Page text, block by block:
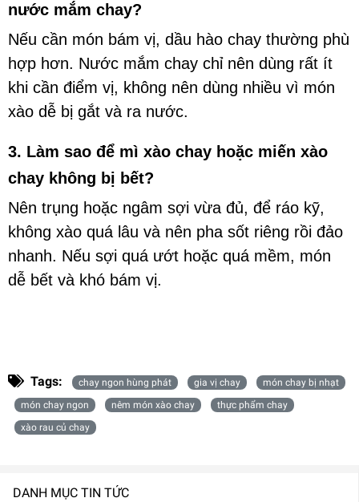
DANH MỤC TIN TỨC
nước mắm chay?
Nếu cần món bám vị, dầu hào chay thường phù
hợp hơn. Nước mắm chay chỉ nên dùng rất ít
khi cần điểm vị, không nên dùng nhiều vì món
xào dễ bị gắt và ra nước.
3. Làm sao để mì xào chay hoặc miến xào
chay không bị bết?
Nên trụng hoặc ngâm sợi vừa đủ, để ráo kỹ,
không xào quá lâu và nên pha sốt riêng rồi đảo
nhanh. Nếu sợi quá ướt hoặc quá mềm, món
dễ bết và khó bám vị.
Tags: chay ngon hùng phát gia vị chay
món chay bị nhạt
món chay ngon
nêm món xào chay
thực phẩm chay
xào rau củ chay